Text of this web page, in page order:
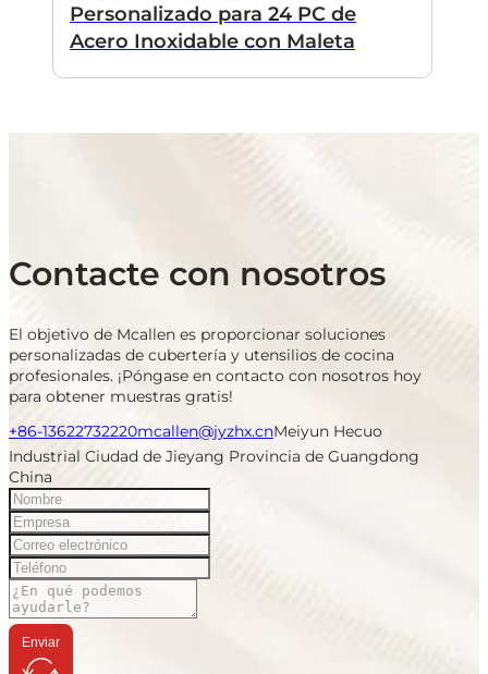
Personalizado para 24 PC de
Acero Inoxidable con Maleta
Contacte con nosotros
El objetivo de Mcallen es proporcionar soluciones
personalizadas de cubertería y utensilios de cocina
profesionales. ¡Póngase en contacto con nosotros hoy
para obtener muestras gratis!
+86-13622732220mcallen@jyzhx.cnMeiyun Hecuo
Industrial Ciudad de Jieyang Provincia de Guangdong
China
Enviar